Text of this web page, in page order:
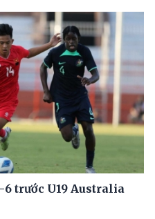
6 trước U19 Australia